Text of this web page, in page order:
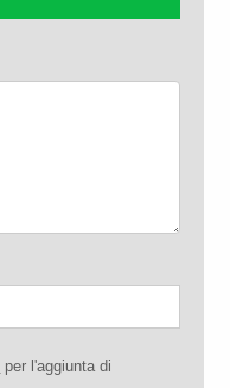
per l'aggiunta di